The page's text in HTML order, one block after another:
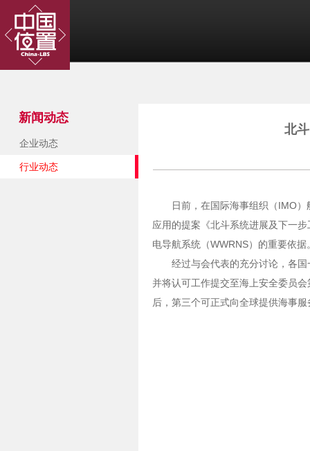
新闻动态
企业动态
行业动态
北
日前，在国际海事组织（IMO
应用的提案《北斗系统进展及下一
电导航系统（WWRNS）的重要依据
经过与会代表的充分讨论，各
并将认可工作提交至海上安全委员
后，第三个可正式向全球提供海事